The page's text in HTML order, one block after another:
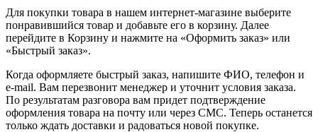
Для покупки товара в нашем интернет-магазине выберите
понравившийся товар и добавьте его в корзину. Далее
перейдите в Корзину и нажмите на «Оформить заказ» или
«Быстрый заказ».
Когда оформляете быстрый заказ, напишите ФИО, телефон и
e-mail. Вам перезвонит менеджер и уточнит условия заказа.
По результатам разговора вам придет подтверждение
оформления товара на почту или через СМС. Теперь останется
только ждать доставки и радоваться новой покупке.